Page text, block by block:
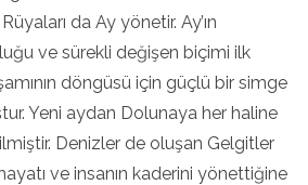
da Ay yönetir. Ay’ın
ve sürekli değişen biçimi ilk
döngüsü için güçlü bir simge
Yeni aydan Dolunaya her haline
Denizler de oluşan Gelgitler
ve insanın kaderini yönettiğine